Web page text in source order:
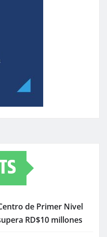
de Primer Nivel
RD$10 millones